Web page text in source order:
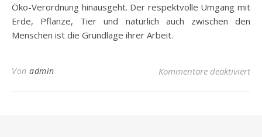
Öko-Verordnung hinausgeht. Der respektvolle Umgang mit
Erde, Pflanze, Tier und natürlich auch zwischen den
Menschen ist die Grundlage ihrer Arbeit.
Von admin Kommentare deaktiviertfür